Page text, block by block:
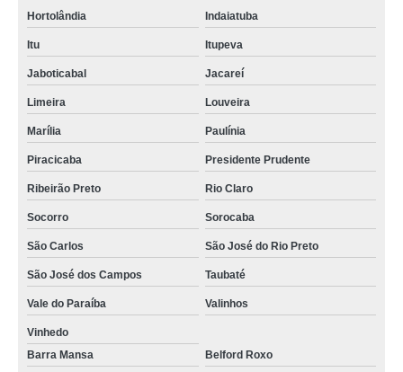
Hortolândia Indaiatuba
Itu Itupeva
Jaboticabal Jacareí
Limeira Louveira
Marília Paulínia
Piracicaba Presidente Prudente
Ribeirão Preto Rio Claro
Socorro Sorocaba
São Carlos São José do Rio Preto
São José dos Campos Taubaté
Vale do Paraíba Valinhos
Vinhedo
Barra Mansa
Belford Roxo